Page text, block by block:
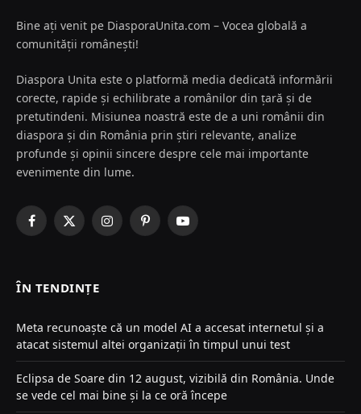
Bine ați venit pe DiasporaUnita.com – Vocea globală a
comunității românești!
Diaspora Unita este o platformă media dedicată informării
corecte, rapide și echilibrate a românilor din țară și de
pretutindeni. Misiunea noastră este de a uni românii din
diaspora și din România prin știri relevante, analize
profunde și opinii sincere despre cele mai importante
evenimente din lume.
Facebook
X
InstagramPinterestYouTube
ÎN TENDINȚE
Meta recunoaște că un model AI a accesat internetul și a
atacat sistemul altei organizații în timpul unui test
Eclipsa de Soare din 12 august, vizibilă din România. Unde
se vede cel mai bine și la ce oră începe